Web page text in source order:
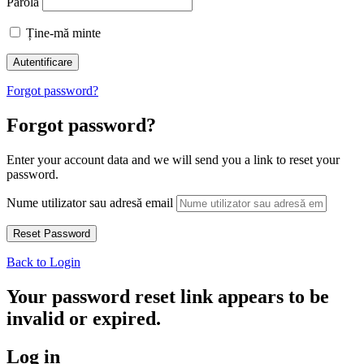
Ține-mă minte
Forgot password?
Forgot password?
Enter your account data and we will send you a link to reset your
password.
Nume utilizator sau adresă email
Back to Login
Your password reset link appears to be
invalid or expired.
Log in